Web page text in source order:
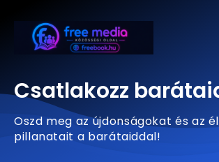
Csatlakozz
Oszd meg az újdonságokat és az
pillanatait a barátaiddal!